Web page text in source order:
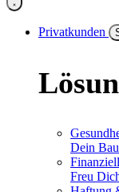
Privatkunden
Dein
Freu